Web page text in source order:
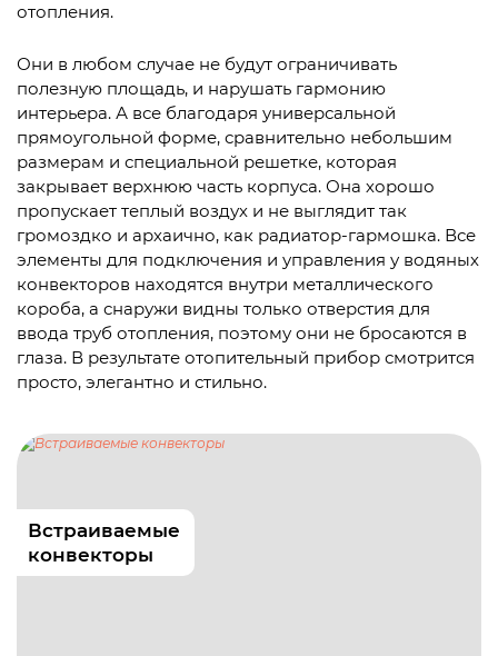
Встраиваемые
конвекторы
отопления.
Они в любом случае не будут ограничивать
полезную площадь, и нарушать гармонию
интерьера. А все благодаря универсальной
прямоугольной форме, сравнительно небольшим
размерам и специальной решетке, которая
закрывает верхнюю часть корпуса. Она хорошо
пропускает теплый воздух и не выглядит так
громоздко и архаично, как радиатор-гармошка. Все
элементы для подключения и управления у водяных
конвекторов находятся внутри металлического
короба, а снаружи видны только отверстия для
ввода труб отопления, поэтому они не бросаются в
глаза. В результате отопительный прибор смотрится
просто, элегантно и стильно.